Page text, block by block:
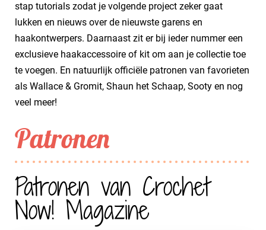
stap tutorials zodat je volgende project zeker gaat
lukken en nieuws over de nieuwste garens en
haakontwerpers. Daarnaast zit er bij ieder nummer een
exclusieve haakaccessoire of kit om aan je collectie toe
te voegen. En natuurlijk officiële patronen van favorieten
als Wallace & Gromit, Shaun het Schaap, Sooty en nog
veel meer!
Patronen
Patronen van Crochet
Now! Magazine